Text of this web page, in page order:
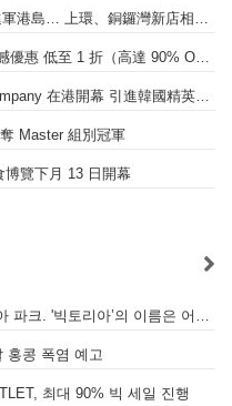
Master 組別冠軍
博覽下月 13 日開幕
홍콩 폭염 예고
최대 90% 빅 세일 진행